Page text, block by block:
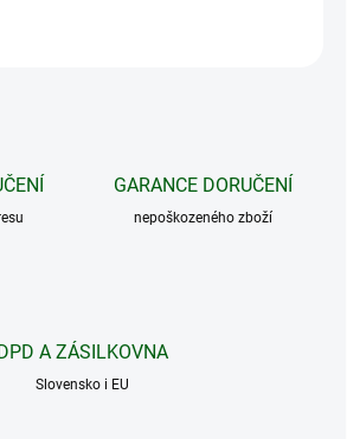
GARANCE DORUČENÍ
nepoškozeného zboží
DPD A ZÁSILKOVNA
Slovensko i EU